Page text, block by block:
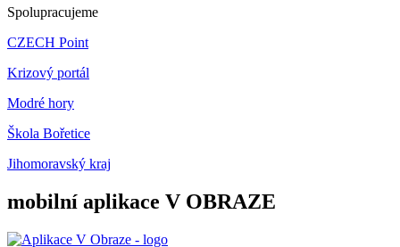
Spolupracujeme
CZECH Point
Krizový portál
Modré hory
Škola Bořetice
Jihomoravský kraj
mobilní aplikace V OBRAZE